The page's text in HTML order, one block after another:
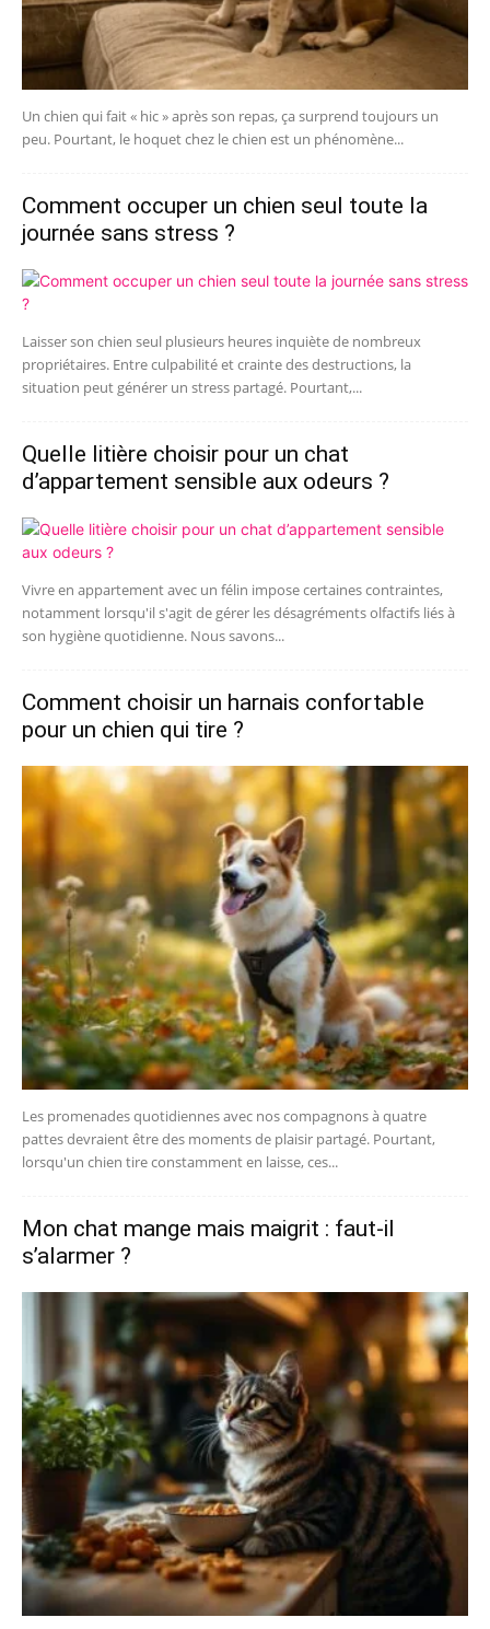
Un chien qui fait « hic » après son repas, ça surprend toujours un
peu. Pourtant, le hoquet chez le chien est un phénomène...
Comment occuper un chien seul toute la
journée sans stress ?
Laisser son chien seul plusieurs heures inquiète de nombreux
propriétaires. Entre culpabilité et crainte des destructions, la
situation peut générer un stress partagé. Pourtant,...
Quelle litière choisir pour un chat
d’appartement sensible aux odeurs ?
Vivre en appartement avec un félin impose certaines contraintes,
notamment lorsqu'il s'agit de gérer les désagréments olfactifs liés à
son hygiène quotidienne. Nous savons...
Comment choisir un harnais confortable
pour un chien qui tire ?
Les promenades quotidiennes avec nos compagnons à quatre
pattes devraient être des moments de plaisir partagé. Pourtant,
lorsqu'un chien tire constamment en laisse, ces...
Mon chat mange mais maigrit : faut-il
s’alarmer ?